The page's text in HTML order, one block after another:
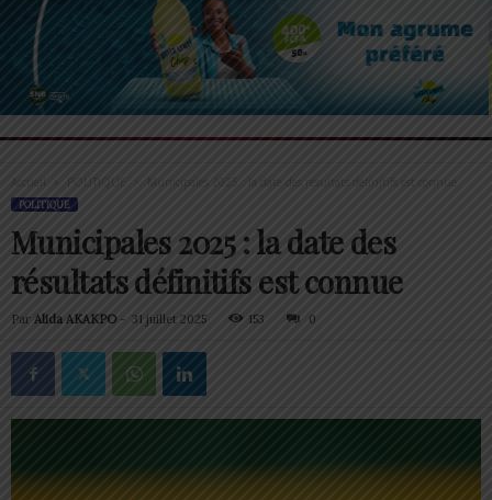
Accueil POLITIQUE Municipales 2025 : la date des résultats définitifs est connue
POLITIQUE
Municipales 2025 : la date des
résultats définitifs est connue
Par Alida AKAKPO- 31 juillet 2025 153 0